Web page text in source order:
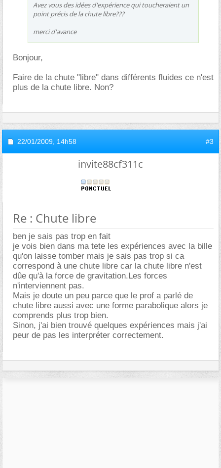
Avez vous des idées d'expérience qui toucheraient un
point précis de la chute libre???
merci d'avance
Bonjour,
Faire de la chute "libre" dans différents fluides ce n'est
plus de la chute libre. Non?
22/01/2009, 14h58 #3
invite88cf311c
Re : Chute libre
ben je sais pas trop en fait
je vois bien dans ma tete les expériences avec la bille
qu'on laisse tomber mais je sais pas trop si ca
correspond à une chute libre car la chute libre n'est
dûe qu'à la force de gravitation.Les forces
n'interviennent pas.
Mais je doute un peu parce que le prof a parlé de
chute libre aussi avec une forme parabolique alors je
comprends plus trop bien.
Sinon, j'ai bien trouvé quelques expériences mais j'ai
peur de pas les interpréter correctement.